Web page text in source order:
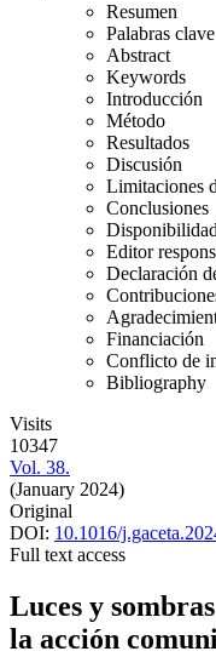
Resumen
Palabras clave
Abstract
Keywords
Introducción
Método
Resultados
Discusión
Limitaciones
Conclusiones
Editor
Declaración
Financiación
Conflicto de
Bibliography
Visits
10347
Vol. 38.
(January 2024)
Original
DOI: 10.1016/
Full text access
Luces y
la acción